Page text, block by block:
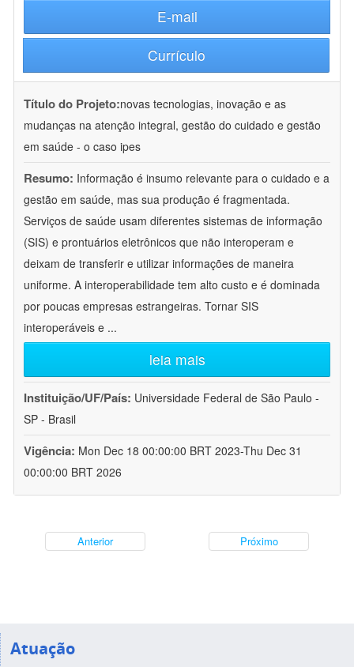
E-mail
Currículo
Título do Projeto:novas tecnologias, inovação e as
mudanças na atenção integral, gestão do cuidado e gestão
em saúde - o caso ipes
Resumo: Informação é insumo relevante para o cuidado e a
gestão em saúde, mas sua produção é fragmentada.
Serviços de saúde usam diferentes sistemas de informação
(SIS) e prontuários eletrônicos que não interoperam e
deixam de transferir e utilizar informações de maneira
uniforme. A interoperabilidade tem alto custo e é dominada
por poucas empresas estrangeiras. Tornar SIS
interoperáveis e ...
leia mais
Instituição/UF/País: Universidade Federal de São Paulo -
SP - Brasil
Vigência: Mon Dec 18 00:00:00 BRT 2023-Thu Dec 31
00:00:00 BRT 2026
Anterior Próximo
Atuação